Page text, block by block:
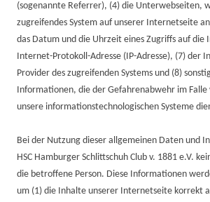
(sogenannte Referrer), (4) die Unterwebseiten,
zugreifendes System auf unserer Internetseite
das Datum und die Uhrzeit eines Zugriffs auf die
Internet-Protokoll-Adresse (IP-Adresse), (7) der
Provider des zugreifenden Systems und (8)
Informationen, die der Gefahrenabwehr im Falle
unsere informationstechnologischen Systeme
Bei der Nutzung dieser allgemeinen Daten und
HSC Hamburger Schlittschuh Club v. 1881 e.V.
die betroffene Person. Diese Informationen
um (1) die Inhalte unserer Internetseite korrekt